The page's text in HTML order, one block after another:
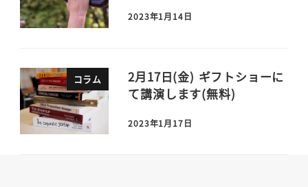
2023年1月14日
コラム
2月17日(金) ギフトショーに
て講演します(無料)
2023年1月17日